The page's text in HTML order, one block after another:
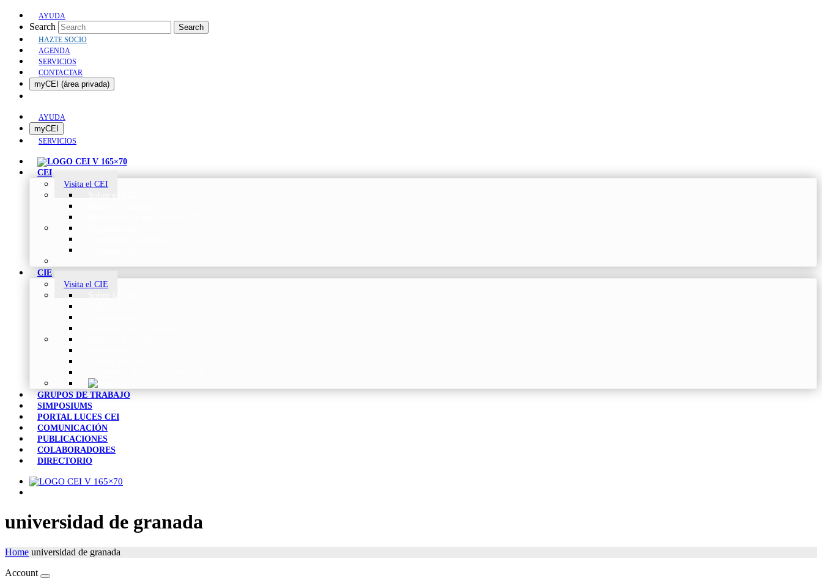
AYUDA
Search Search
HAZTE SOCIO
AGENDA
SERVICIOS
CONTACTAR
myCEI (área privada)
AYUDA
myCEI
SERVICIOS
CEI
Visita el CEI
CIE
Visita el CIE
GRUPOS DE TRABAJO
SIMPOSIUMS
PORTAL LUCES CEI
COMUNICACIÓN
PUBLICACIONES
COLABORADORES
DIRECTORIO
universidad de granada
Home universidad de granada
Account